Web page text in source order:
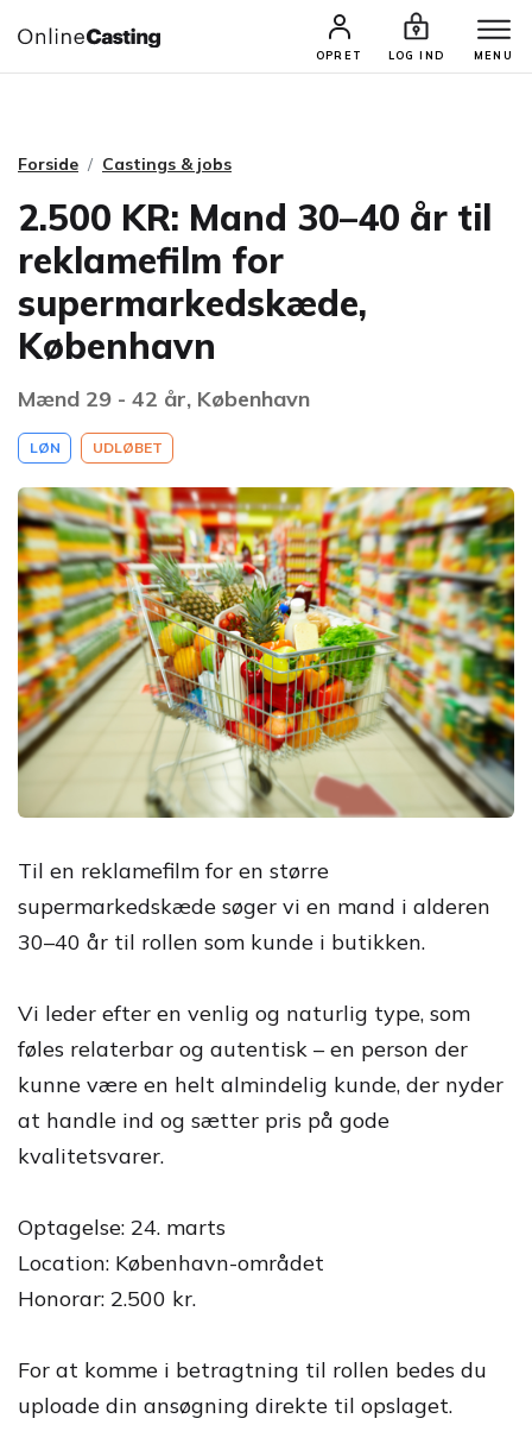
OPRET LOG IND MENU
CASTINGS & JOBS SØG PROFIL
Forside Castings & jobs
2.500 KR: Mand 30–40 år til
reklamefilm for
supermarkedskæde,
København
Mænd 29 - 42 år, København
LØN UDLØBET
Til en reklamefilm for en større
supermarkedskæde søger vi en mand i alderen
30–40 år til rollen som kunde i butikken.
Vi leder efter en venlig og naturlig type, som
føles relaterbar og autentisk – en person der
kunne være en helt almindelig kunde, der nyder
at handle ind og sætter pris på gode
kvalitetsvarer.
Optagelse: 24. marts
Location: København-området
Honorar: 2.500 kr.
For at komme i betragtning til rollen bedes du
uploade din ansøgning direkte til opslaget.